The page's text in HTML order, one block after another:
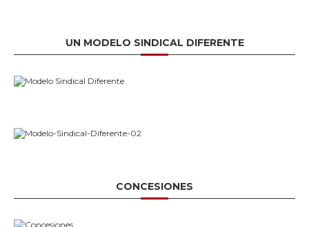
UN MODELO SINDICAL DIFERENTE
CONCESIONES